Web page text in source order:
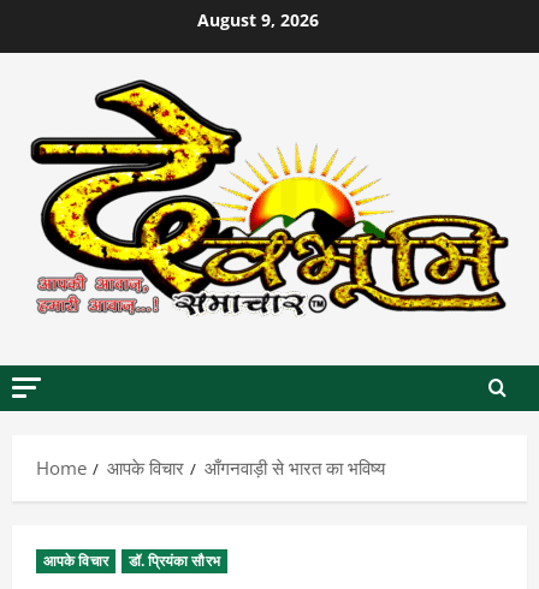
to
August 9, 2026
Home आपके विचार आँगनवाड़ी से भारत का भविष्य
आपके विचार डॉ. प्रियंका सौरभ